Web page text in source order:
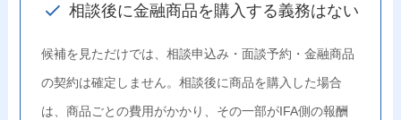
相談後に金融商品を購入する義務はない
候補を見ただけでは、相談申込み・面談予約・金融商品
の契約は確定しません。相談後に商品を購入した場合
は、商品ごとの費用がかかり、その一部がIFA側の報酬